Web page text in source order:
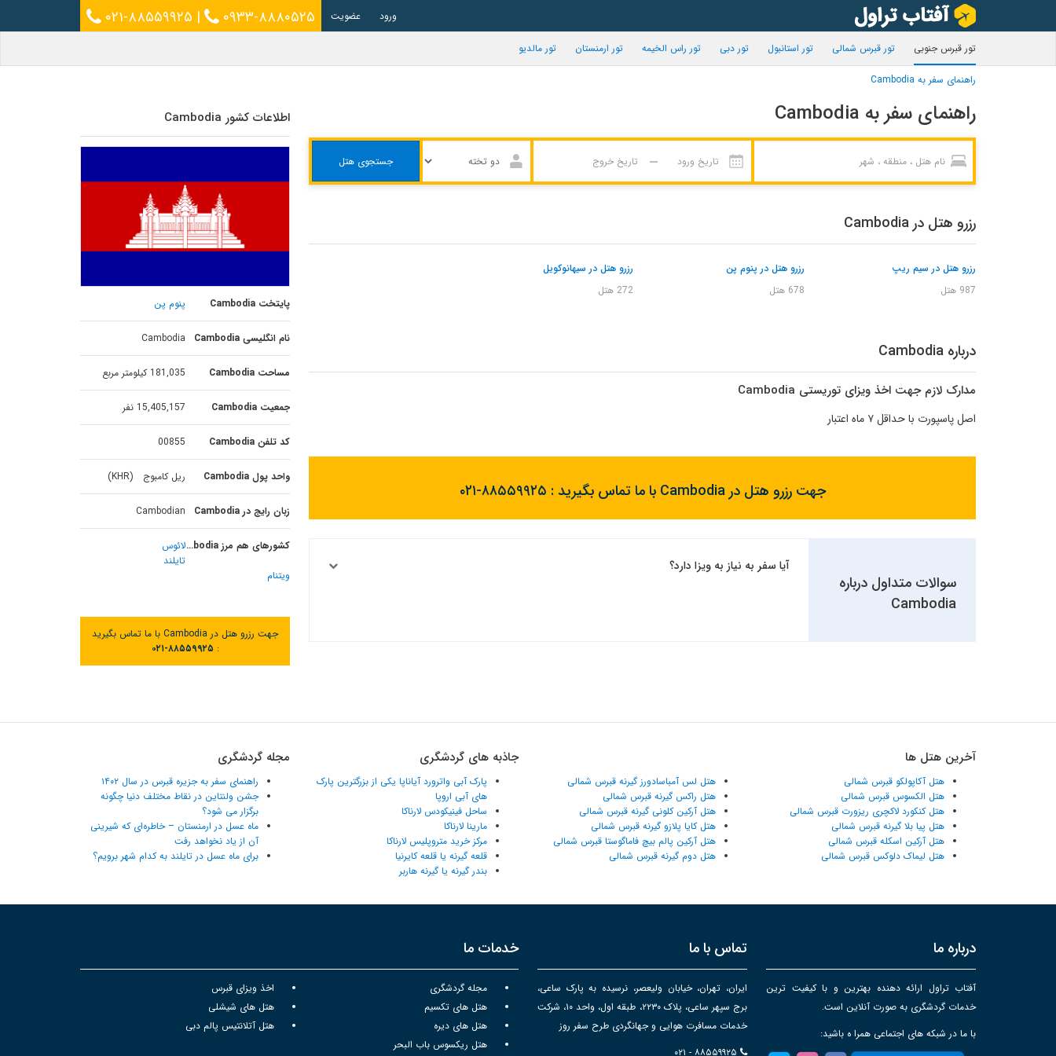
۰۲۱-۸۸۵۵۹۹۲۵ | ۰۹۳۳-۸۸۸۰۵۲۵ ورود عضویت
تور قبرس جنوبی تور قبرس شمالی تور استانبول تور دبی تور راس الخیمه تور ارمنستان تور مالدیو
راهنمای سفر به Cambodia
راهنمای سفر به Cambodia
جستجوی هتل
رزرو هتل در Cambodia
رزرو هتل در سیم ریپ
987 هتل
رزرو هتل در پنوم پن
678 هتل
رزرو هتل در سیهانوکویل
272 هتل
درباره Cambodia
مدارک لازم جهت اخذ ویزای توریستی Cambodia
اصل پاسپورت با حداقل ۷ ماه اعتبار
جهت رزرو هتل در Cambodia با ما تماس بگیرید : ۰۲۱-۸۸۵۵۹۹۲۵
سوالات متداول درباره
Cambodia
آیا سفر به نیاز به ویزا دارد؟
اطلاعات کشور Cambodia
پایتخت Cambodia پنوم پن
نام انگلیسی Cambodia Cambodia
مساحت Cambodia 181,035 کیلومتر مربع
جمعیت Cambodia 15,405,157 نفر
کد تلفن Cambodia 00855
واحد پول Cambodia ریل کامبوج (KHR)
زبان رایج در Cambodia Cambodian
کشورهای هم مرز Cambodiaلائوس
تایلند
ویتنام
جهت رزرو هتل در Cambodia با ما تماس بگیرید
: ۰۲۱-۸۸۵۵۹۹۲۵
آخرین هتل ها
هتل آکاپولکو قبرس شمالی
هتل الکسوس قبرس شمالی
هتل کنکورد لاکچری ریزورت قبرس شمالی
هتل پیا بلا گیرنه قبرس شمالی
هتل آرکین اسکله قبرس شمالی
هتل لیماک دلوکس قبرس شمالی
هتل لس آمباسادورز گیرنه قبرس شمالی
هتل راکس گیرنه قبرس شمالی
هتل آرکین کلونی گیرنه قبرس شمالی
هتل کایا پلازو گیرنه قبرس شمالی
هتل آرکین پالم بیچ فاماگوستا قبرس شمالی
هتل دوم گیرنه قبرس شمالی
جاذبه های گردشگری
پارک آبی واترورد آیاناپا یکی از بزرگترین پارک
های آبی اروپا
ساحل فینیکودس لارناکا
مارینا لارناکا
مرکز خرید متروپلیس لارناکا
قلعه گیرنه یا قلعه کایرنیا
بندر گیرنه یا گیرنه هاربر
مجله گردشگری
راهنمای سفر به جزیره قبرس در سال ۱۴۰۲
جشن ولنتاین در نقاط مختلف دنیا چگونه
برگزار می شود؟
ماه عسل در ارمنستان – خاطره‌ای که شیرینی
آن از یاد نخواهد رفت
برای ماه عسل در تایلند به کدام شهر برویم؟
درباره ما
آفتاب تراول ارائه دهنده بهترین و با کیفیت ترین
خدمات گردشگری به صورت آنلاین است.
با ما در شبکه های اجتماعی همرا ه باشید:
تماس با ما
ایران، تهران، خیابان ولیعصر، نرسیده به پارک ساعی،
برج سپهر ساعی، پلاک ۲۲۳۰، طبقه اول، واحد ۱۰، شرکت
خدمات مسافرت هوایی و جهانگردی طرح سفر روز
۰۲۱ - ۸۸۵۵۹۹۲۵
خدمات ما
مجله گردشگری
اخذ ویزای قبرس
هتل های تکسیم
هتل های شیشلی
هتل های دیره
هتل آتلانتیس پالم دبی
هتل ریکسوس باب البحر